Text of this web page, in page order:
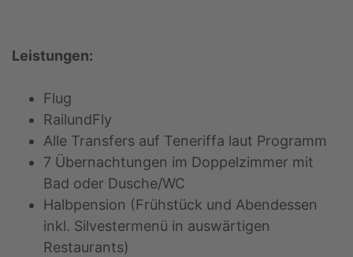
Leistungen:
Flug
RailundFly
Alle Transfers auf Teneriffa laut Programm
7 Übernachtungen im Doppelzimmer mit
Bad oder Dusche/WC
Halbpension (Frühstück und Abendessen
inkl. Silvestermenü in auswärtigen
Restaurants)